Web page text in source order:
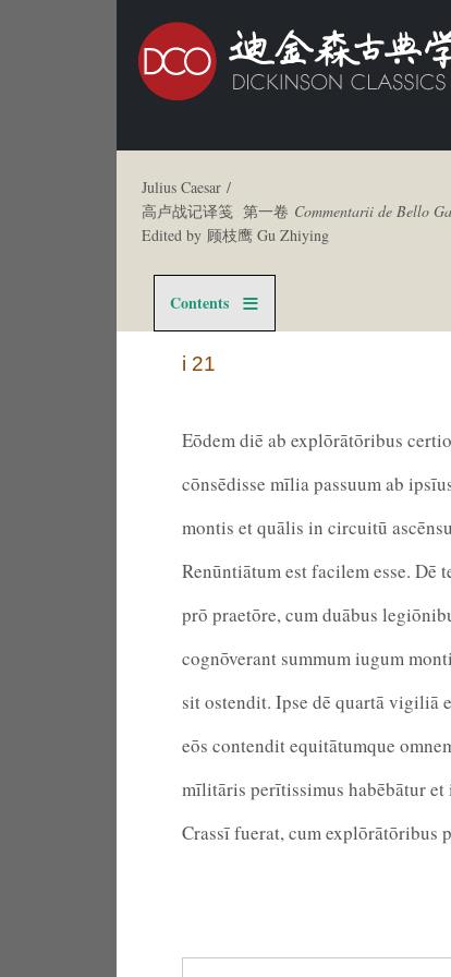
Julius Caesar /
高卢战记译笺 第一卷 Commentarii de Bello
Edited by 顾枝鹰 Gu Zhiying
Contents
i 21
Eōdem diē ab explōrātōribus
cōnsēdisse mīlia passuum ab
montis et quālis in circuitū
Renūntiātum est facilem esse.
prō praetōre, cum duābus
cognōverant summum iugum
sit ostendit. Ipse dē quartā vigiliā
eōs contendit equitātumque
mīlitāris perītissimus habēbātur
Crassī fuerat, cum explōrātōribus